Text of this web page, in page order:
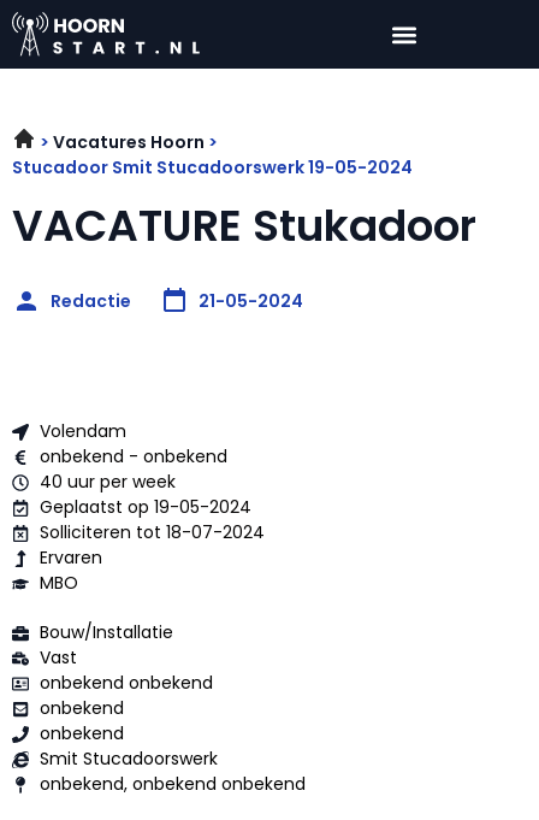
Vacatures Hoorn
Stucadoor Smit Stucadoorswerk 19-05-2024
VACATURE Stukadoor
Redactie 21-05-2024
Volendam
onbekend - onbekend
40 uur per week
Geplaatst op 19-05-2024
Solliciteren tot 18-07-2024
Ervaren
MBO
Bouw/Installatie
Vast
onbekend onbekend
onbekend
onbekend
Smit Stucadoorswerk
onbekend, onbekend onbekend